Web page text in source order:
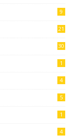
9
21
30
1
4
5
1
4